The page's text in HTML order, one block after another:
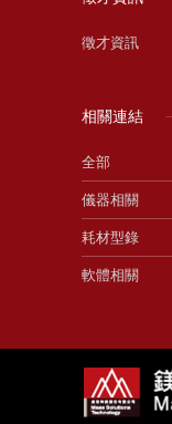
徵才資訊
相關連結
全部
儀器相關
耗材型錄
軟體相關